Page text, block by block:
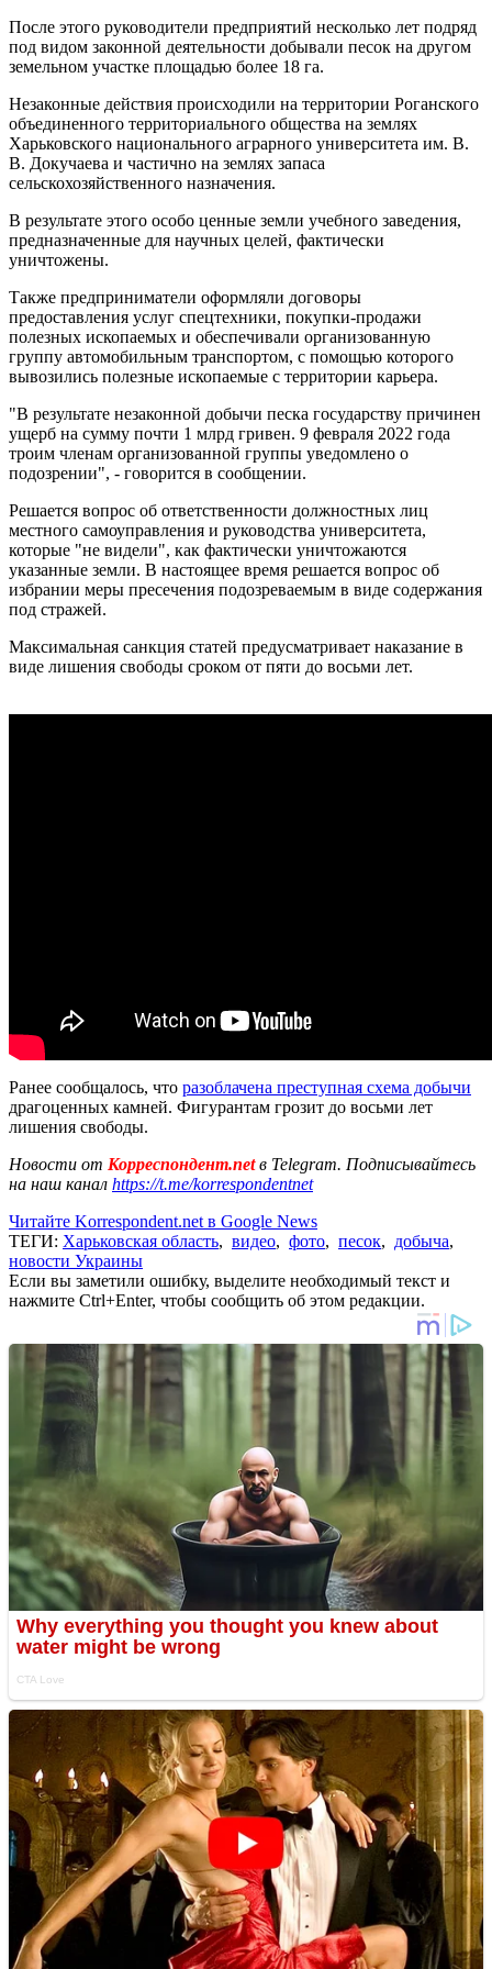
После этого руководители предприятий несколько лет подряд
под видом законной деятельности добывали песок на другом
земельном участке площадью более 18 га.
Незаконные действия происходили на территории Роганского
объединенного территориального общества на землях
Харьковского национального аграрного университета им. В.
В. Докучаева и частично на землях запаса
сельскохозяйственного назначения.
В результате этого особо ценные земли учебного заведения,
предназначенные для научных целей, фактически
уничтожены.
Также предприниматели оформляли договоры
предоставления услуг спецтехники, покупки-продажи
полезных ископаемых и обеспечивали организованную
группу автомобильным транспортом, с помощью которого
вывозились полезные ископаемые с территории карьера.
"В результате незаконной добычи песка государству причинен
ущерб на сумму почти 1 млрд гривен. 9 февраля 2022 года
троим членам организованной группы уведомлено о
подозрении", - говорится в сообщении.
Решается вопрос об ответственности должностных лиц
местного самоуправления и руководства университета,
которые "не видели", как фактически уничтожаются
указанные земли. В настоящее время решается вопрос об
избрании меры пресечения подозреваемым в виде содержания
под стражей.
Максимальная санкция статей предусматривает наказание в
виде лишения свободы сроком от пяти до восьми лет.
Ранее сообщалось, что разоблачена преступная схема добычи
драгоценных камней. Фигурантам грозит до восьми лет
лишения свободы.
Новости от Корреспондент.netв Telegram. Подписывайтесь
на наш канал https://t.me/korrespondentnet
Читайте Korrespondent.net в Google News
ТЕГИ: Харьковская область, видео, фото, песок, добыча,
новости Украины
Если вы заметили ошибку, выделите необходимый текст и
нажмите Ctrl+Enter, чтобы сообщить об этом редакции.